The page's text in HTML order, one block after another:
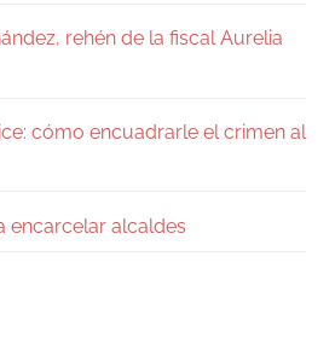
rehén de la fiscal Aurelia
cómo encuadrarle el crimen al
encarcelar alcaldes